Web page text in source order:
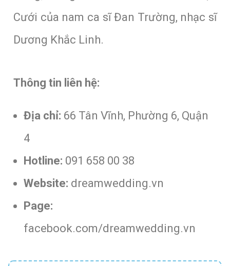
Cưới của nam ca sĩ Đan Trường, nhạc sĩ
Dương Khắc Linh.
Thông tin liên hệ:
Địa chỉ: 66 Tân Vĩnh, Phường 6, Quận
4
Hotline: 091 658 00 38
Website: dreamwedding.vn
Page:
facebook.com/dreamwedding.vn